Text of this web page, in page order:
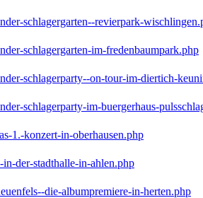
schlagergarten--revierpark-
schlagergarten-im-fredenbaumpark.php
schlagerparty--on-tour-im-diertich-
schlagerparty-im-buergerhaus-
1.-konzert-in-oberhausen.php
in-der-stadthalle-in-ahlen.php
die-albumpremiere-in-herten.php